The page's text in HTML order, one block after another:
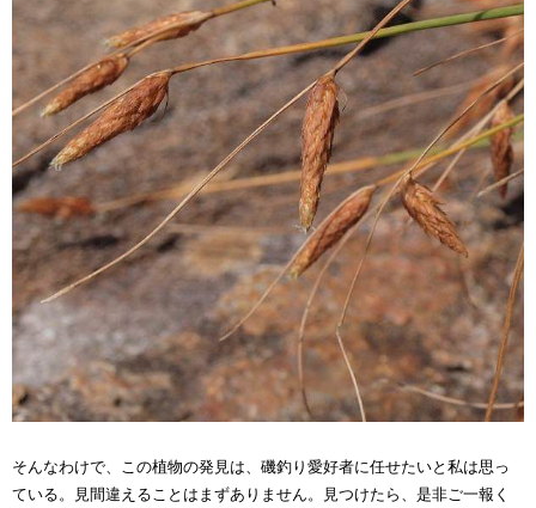
そんなわけで、この植物の発見は、磯釣り愛好者に任せたいと私は思っ
ている。見間違えることはまずありません。見つけたら、是非ご一報く